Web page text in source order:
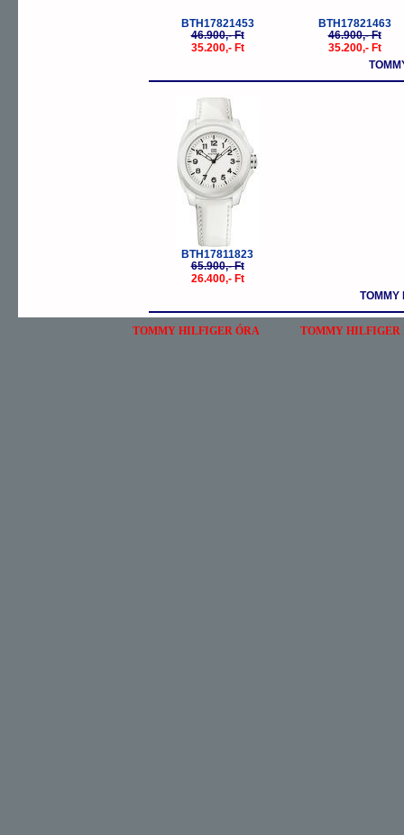
BTH17821453
46.900,- Ft
35.200,- Ft
BTH17821463
46.900,- Ft
35.200,- Ft
BTH17811823
65.900,- Ft
26.400,- Ft
TOMMY
TOMMY HILFIGER ÓRA TOMMY HILFIGER